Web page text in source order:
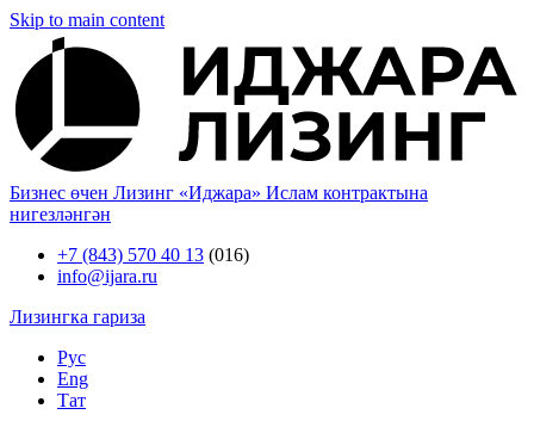
Skip to main content
Бизнес өчен Лизинг «Иджара» Ислам контрактына
нигезләнгән
+7 (843) 570 40 13 (016)
info@ijara.ru
Лизингка гариза
Рус
Eng
Тат